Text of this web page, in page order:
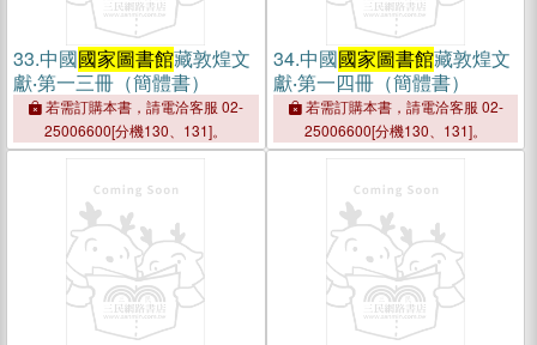
33.中國國家圖書館藏敦煌文
獻‧第一三冊（簡體書）
若需訂購本書，請電洽客服 02-
25006600[分機130、131]。
34.中國國家圖書館藏敦煌文
獻‧第一四冊（簡體書）
若需訂購本書，請電洽客服 02-
25006600[分機130、131]。